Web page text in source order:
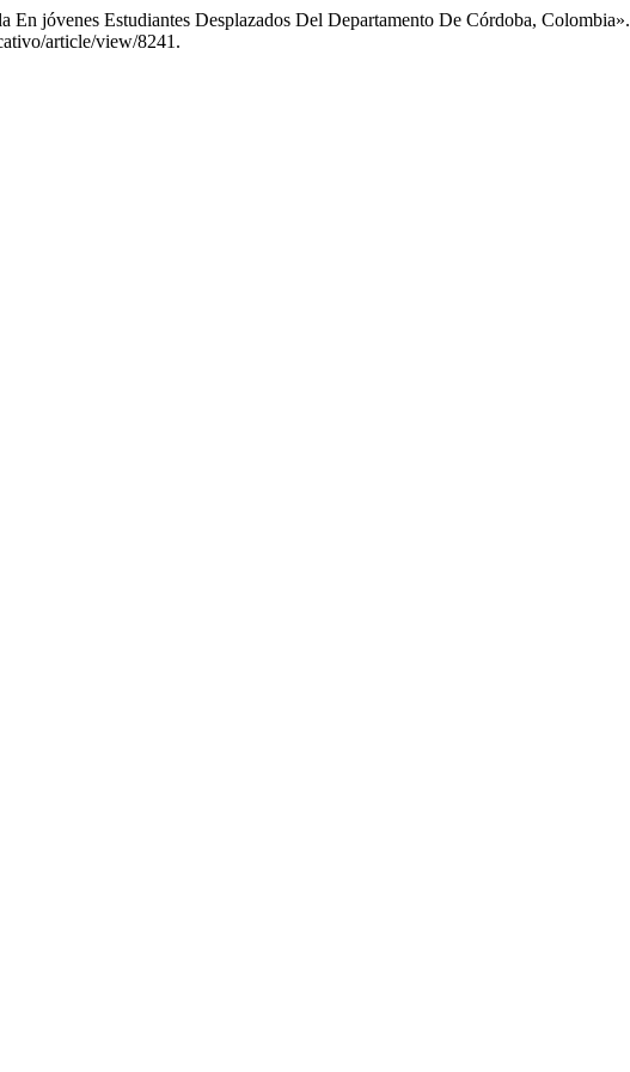
jóvenes Estudiantes Desplazados Del Departamento De Córdoba, Colombia».
article/view/8241.